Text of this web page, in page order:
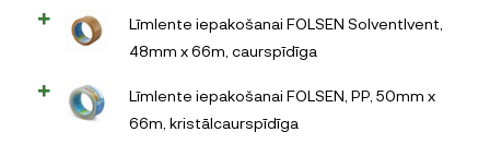
Līmlente iepakošanai FOLSEN SolventIvent,
48mm x 66m, caurspīdīga
Līmlente iepakošanai FOLSEN, PP, 50mm x
66m, kristālcaurspīdīga